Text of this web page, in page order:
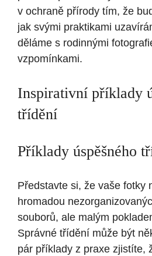
v ochraně přírody tím, že
jak svými praktikami
děláme s rodinnými
vzpomínkami.
Inspirativní příklady
třídění
Příklady úspěšného
Představte si, že vaše fotky
hromadou
souborů, ale malým
Správné třídění může být
pár příklady z praxe zjistíte,